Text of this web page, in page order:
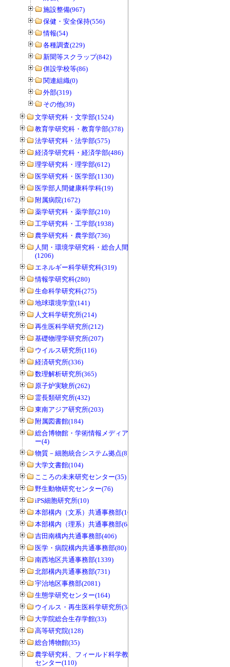
施設整備(967)
保健・安全保持(556)
情報(54)
各種調査(229)
新聞等スクラップ(842)
併設学校等(86)
関連組織(0)
外部(319)
その他(39)
文学研究科・文学部(1524)
教育学研究科・教育学部(378)
法学研究科・法学部(575)
経済学研究科・経済学部(486)
理学研究科・理学部(612)
医学研究科・医学部(1130)
医学部人間健康科学科(19)
附属病院(1672)
薬学研究科・薬学部(210)
工学研究科・工学部(1938)
農学研究科・農学部(736)
人間・環境学研究科・総合人間学部
(1206)
エネルギー科学研究科(319)
情報学研究科(280)
生命科学研究科(275)
地球環境学堂(141)
人文科学研究所(214)
再生医科学研究所(212)
基礎物理学研究所(207)
ウイルス研究所(116)
経済研究所(336)
数理解析研究所(365)
原子炉実験所(262)
霊長類研究所(432)
東南アジア研究所(203)
附属図書館(184)
総合博物館・学術情報メディアセンタ
ー(4)
物質－細胞統合システム拠点(8)
大学文書館(104)
こころの未来研究センター(35)
野生動物研究センター(76)
iPS細胞研究所(10)
本部構内（文系）共通事務部(165)
本部構内（理系）共通事務部(646)
吉田南構内共通事務部(406)
医学・病院構内共通事務部(80)
南西地区共通事務部(1339)
北部構内共通事務部(731)
宇治地区事務部(2081)
生態学研究センター(164)
ウイルス・再生医科学研究所(34)
大学院総合生存学館(33)
高等研究院(128)
総合博物館(35)
農学研究科、フィールド科学教育研究
センター(110)